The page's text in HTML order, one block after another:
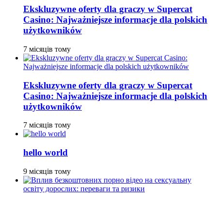
Ekskluzywne oferty dla graczy w Supercat
Casino: Najważniejsze informacje dla polskich
użytkowników
7 місяців тому
Ekskluzywne oferty dla graczy w Supercat
Casino: Najważniejsze informacje dla polskich
użytkowników
7 місяців тому
hello world
9 місяців тому